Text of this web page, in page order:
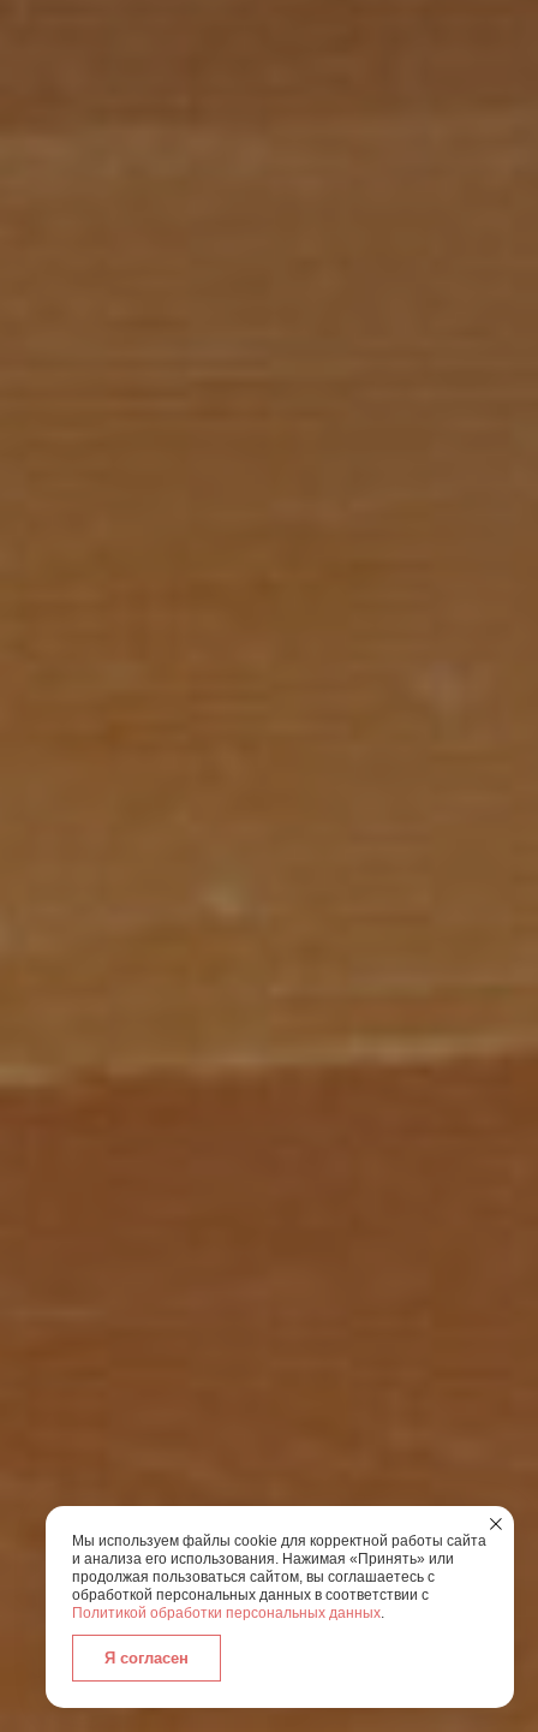
Мы используем файлы cookie для корректной работы сайта
и анализа его использования. Нажимая «Принять» или
продолжая пользоваться сайтом, вы соглашаетесь с
обработкой персональных данных в соответствии с
Политикой обработки персональных данных.
Я согласен